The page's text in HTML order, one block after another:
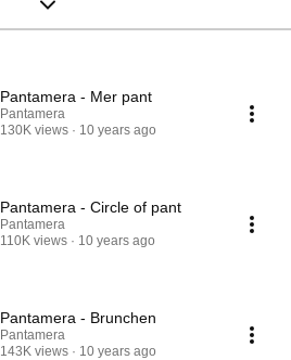
Pantamera - Mer pant
Pantamera
130K views
10 years ago
Pantamera - Circle of pant
Pantamera
110K views
10 years ago
Pantamera - Brunchen
Pantamera
143K views
10 years ago